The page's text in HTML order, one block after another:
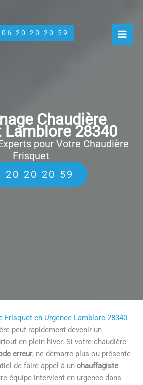
06 20 20 20 59
Chaudière
Lamblore 28340
pour Votre Chaudière
Frisquet
20 20 20 59
Frisquet en Urgence Lamblore 28340
peut rapidement devenir un
en plein hiver. Si votre chaudière
erreur, ne démarre plus ou présente
de faire appel à unchauffagiste
équipe intervient en urgence dans